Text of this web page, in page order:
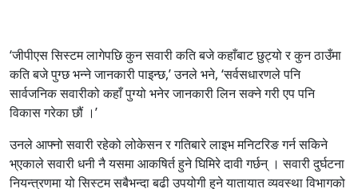
‘जीपीएस सिस्टम लागेपछि कुन सवारी कति बजे कहाँबाट छुट्यो र कुन ठाउँमा
कति बजे पुग्छ भन्ने जानकारी पाइन्छ,’ उनले भने, ‘सर्वसधारणले पनि
सार्वजनिक सवारीको कहाँ पुग्यो भनेर जानकारी लिन सक्ने गरी एप पनि
विकास गरेका छौं ।’
उनले आफ्नो सवारी रहेको लोकेसन र गतिबारे लाइभ मनिटरिङ गर्न सकिने
भ्एकाले सवारी धनी नै यसमा आकषिर्त हुने घिमिरे दावी गर्छन् । सवारी दुर्घटना
नियन्त्रणमा यो सिस्टम सबैभन्दा बढी उपयोगी हुने यातायात व्यवस्था विभागको